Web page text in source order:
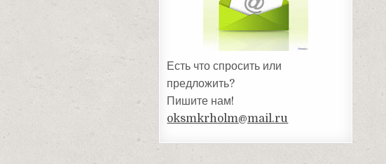
Есть что спросить или
предложить?
Пишите нам!
oksmkrholm@mail.ru